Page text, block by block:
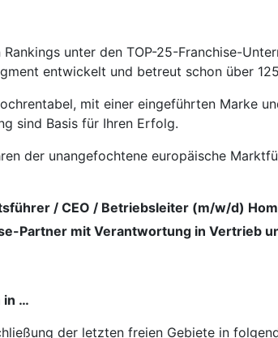
unter den TOP-25-Franchise-
entwickelt und betreut schon über
mit einer eingeführten Marke
sind Basis für Ihren Erfolg.
der unangefochtene europäische
/ CEO / Betriebsleiter (m/w/d)
Partner mit Verantwortung in Vertrieb
in …
der letzten freien Gebiete in